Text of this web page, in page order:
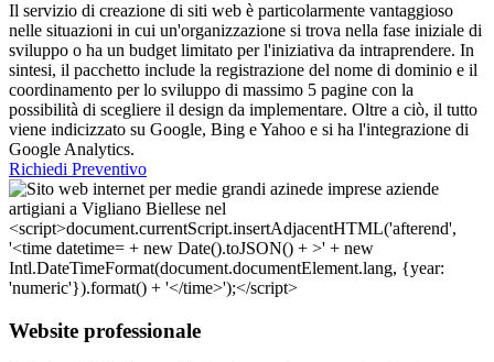
Il servizio di creazione di siti web è particolarmente vantaggioso
nelle situazioni in cui un'organizzazione si trova nella fase iniziale di
sviluppo o ha un budget limitato per l'iniziativa da intraprendere. In
sintesi, il pacchetto include la registrazione del nome di dominio e il
coordinamento per lo sviluppo di massimo 5 pagine con la
possibilità di scegliere il design da implementare. Oltre a ciò, il tutto
viene indicizzato su Google, Bing e Yahoo e si ha l'integrazione di
Google Analytics.
Richiedi Preventivo
Website professionale